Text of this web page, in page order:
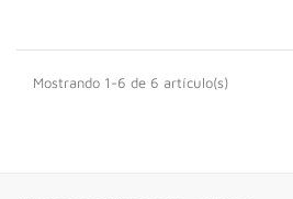
Mostrando 1-6 de 6 artículo(s)